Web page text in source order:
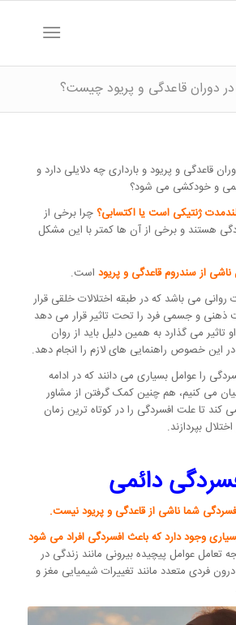
دوران قاعدگی و پریود چیست؟
قاعدگی و پریود و بارداری چه دلایلی دارد و
و خودکشی می شود؟
ژنتیکی است یا اکتسابی؟ چرا برخی از
هستند و برخی از آن ها کمتر با این مشکل
از سندروم قاعدگی و پریوداست.
روانی می باشد که در طبقه اختلالات خلقی قرار
ذهنی و جسمی فرد را تحت تاثیر قرار می دهد
تاثیر می گذارد به همین دلیل باید از روان
این خصوص راهنمایی های لازم را انجام دهد.
را عوامل بسیاری می دانند که در ادامه
می کنیم، هم چنین کمک گرفتن از مشاور
کند تا علت افسردگی را در کوتاه ترین زمان
بپردازند.
دائمی
افسردگی شما ناشی از قاعدگی و پریود نیست.
وجود دارد که باعث افسردگی افراد می شود
تعامل عوامل پیچیده بیرونی مانند زندگی در
فردی متعدد مانند تغییرات شیمیایی مغز و